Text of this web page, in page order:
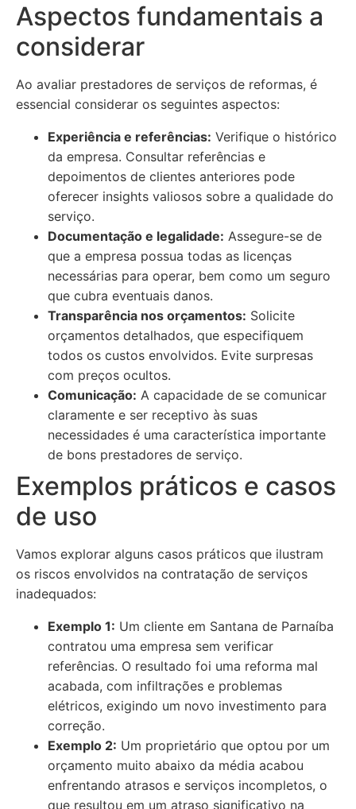
Aspectos fundamentais a
considerar
Ao avaliar prestadores de serviços de reformas, é
essencial considerar os seguintes aspectos:
Experiência e referências: Verifique o histórico
da empresa. Consultar referências e
depoimentos de clientes anteriores pode
oferecer insights valiosos sobre a qualidade do
serviço.
Documentação e legalidade: Assegure-se de
que a empresa possua todas as licenças
necessárias para operar, bem como um seguro
que cubra eventuais danos.
Transparência nos orçamentos: Solicite
orçamentos detalhados, que especifiquem
todos os custos envolvidos. Evite surpresas
com preços ocultos.
Comunicação: A capacidade de se comunicar
claramente e ser receptivo às suas
necessidades é uma característica importante
de bons prestadores de serviço.
Exemplos práticos e casos
de uso
Vamos explorar alguns casos práticos que ilustram
os riscos envolvidos na contratação de serviços
inadequados:
Exemplo 1: Um cliente em Santana de Parnaíba
contratou uma empresa sem verificar
referências. O resultado foi uma reforma mal
acabada, com infiltrações e problemas
elétricos, exigindo um novo investimento para
correção.
Exemplo 2: Um proprietário que optou por um
orçamento muito abaixo da média acabou
enfrentando atrasos e serviços incompletos, o
que resultou em um atraso significativo na